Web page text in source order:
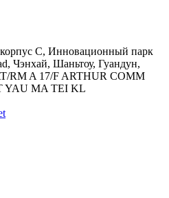
C, Инновационный парк
Чэнхай, Шаньтоу, Гуандун,
RM A 17/F ARTHUR COMM
YAU MA TEI KL